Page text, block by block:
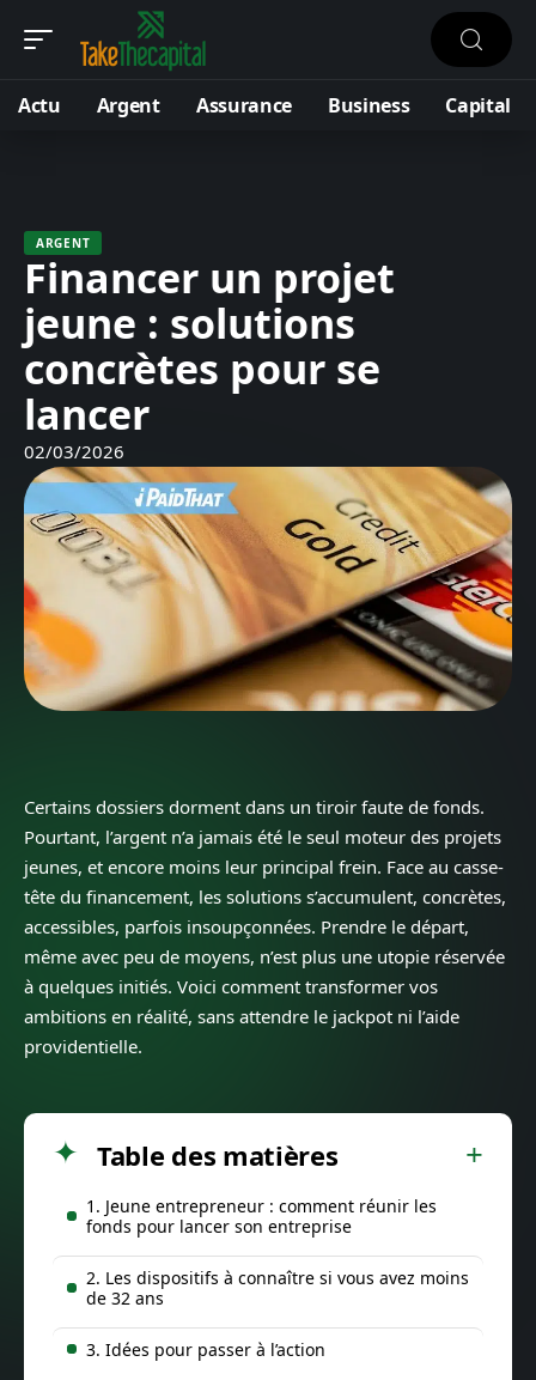
Actu Argent Assurance Business Capital
ARGENT
Financer un projet
jeune : solutions
concrètes pour se
lancer
02/03/2026
Certains dossiers dorment dans un tiroir faute de fonds.
Pourtant, l’argent n’a jamais été le seul moteur des projets
jeunes, et encore moins leur principal frein. Face au casse-
tête du financement, les solutions s’accumulent, concrètes,
accessibles, parfois insoupçonnées. Prendre le départ,
même avec peu de moyens, n’est plus une utopie réservée
à quelques initiés. Voici comment transformer vos
ambitions en réalité, sans attendre le jackpot ni l’aide
providentielle.
Table des matières
1. Jeune entrepreneur : comment réunir les
fonds pour lancer son entreprise
2. Les dispositifs à connaître si vous avez moins
de 32 ans
3. Idées pour passer à l’action